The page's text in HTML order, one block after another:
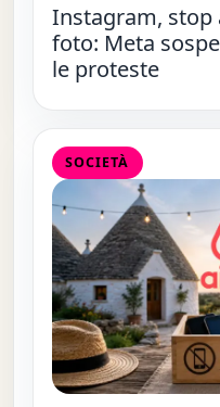
Instagram, stop
foto: Meta
le proteste
SOCIETÀ